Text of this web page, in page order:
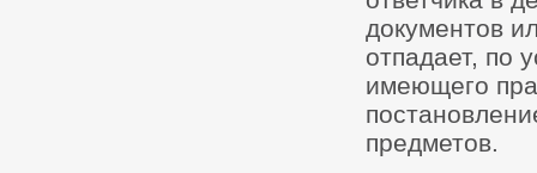
документов
отпадает, по
имеющего
предметов.